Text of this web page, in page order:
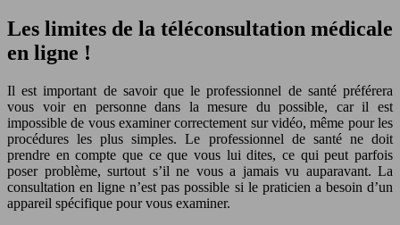
Les limites de la téléconsultation médicale
en ligne !
Il est important de savoir que le professionnel de santé préférera
vous voir en personne dans la mesure du possible, car il est
impossible de vous examiner correctement sur vidéo, même pour les
procédures les plus simples. Le professionnel de santé ne doit
prendre en compte que ce que vous lui dites, ce qui peut parfois
poser problème, surtout s’il ne vous a jamais vu auparavant. La
consultation en ligne n’est pas possible si le praticien a besoin d’un
appareil spécifique pour vous examiner.